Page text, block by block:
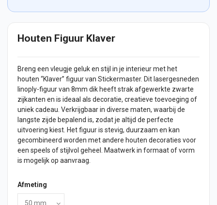
Houten Figuur Klaver
Breng een vleugje geluk en stijl in je interieur met het
houten “Klaver” figuurvan Stickermaster. Dit lasergesneden
linoply-figuur van 8mm dik heeft strak afgewerkte zwarte
zijkanten en is ideaal als decoratie, creatieve toevoeging of
uniek cadeau. Verkrijgbaar in diverse maten, waarbij de
langste zijde bepalend is, zodat je altijd de perfecte
uitvoering kiest. Het figuur is stevig, duurzaam en kan
gecombineerd worden met andere houten decoraties voor
een speels of stijlvol geheel. Maatwerk in formaat of vorm
is mogelijk op aanvraag.
Afmeting